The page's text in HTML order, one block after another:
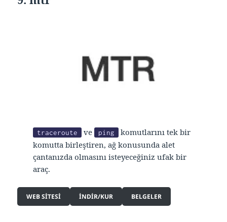
traceroute ve ping
komutlarını tek bir
komutta birleştiren, ağ konusunda alet
çantanızda olmasını isteyeceğiniz ufak bir
araç.
WEB SITESI INDIR/KUR BELGELER